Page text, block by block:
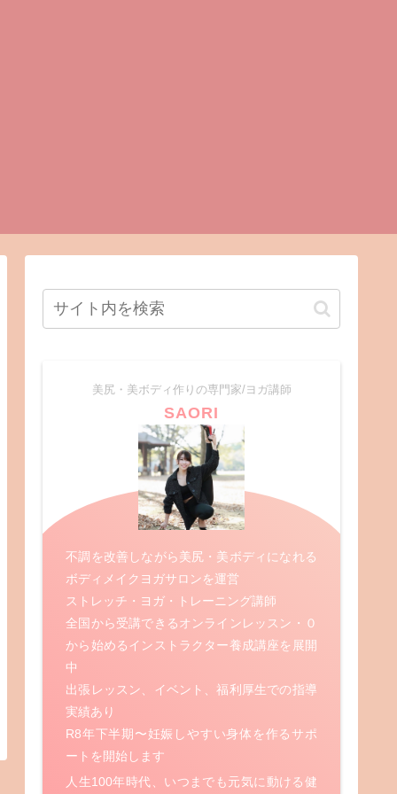
美尻・美ボディ作りの専門家/ヨガ講師
SAORI
不調を改善しながら美尻・美ボディになれる
ボディメイクヨガサロンを運営
ストレッチ・ヨガ・トレーニング講師
全国から受講できるオンラインレッスン・０
から始めるインストラクター養成講座を展開
中
出張レッスン、イベント、福利厚生での指導
実績あり
R8年下半期〜妊娠しやすい身体を作るサポ
ートを開始します
人生100年時代、いつまでも元気に動ける健